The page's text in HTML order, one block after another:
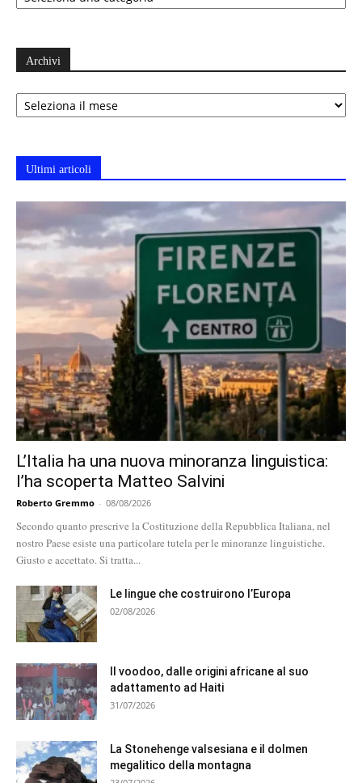
Archivi
Archivi
Ultimi articoli
L’Italia ha una nuova minoranza linguistica:
l’ha scoperta Matteo Salvini
Roberto Gremmo - 08/08/2026
Secondo quanto prescrive la Costituzione della Repubblica Italiana, nel
nostro Paese esiste una particolare tutela per le minoranze linguistiche.
Giusto e accettato. Si tratta...
Le lingue che costruirono l’Europa
02/08/2026
Il voodoo, dalle origini africane al suo
adattamento ad Haiti
31/07/2026
La Stonehenge valsesiana e il dolmen
megalitico della montagna